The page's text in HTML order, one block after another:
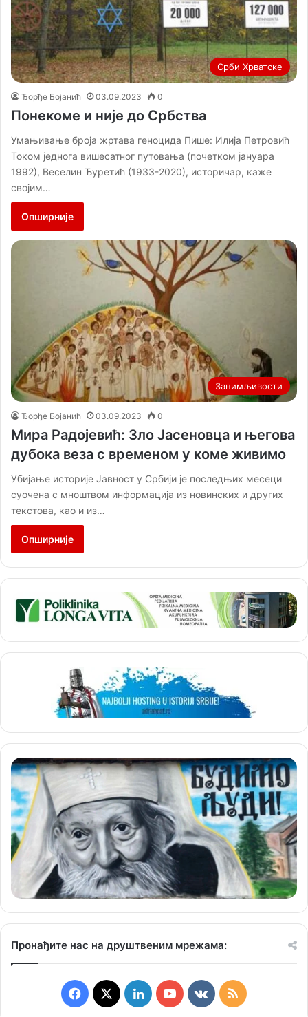
Срби Хрватске
Ђорђе Бојанић 03.09.2023 0
Понекоме и није до Србства
Умањивање броја жртава геноцида Пише: Илија Петровић
Током једнога вишесатног путовања (почетком јануара
1992), Веселин Ђуретић (1933-2020), историчар, каже
својим…
Опширније
Занимљивости
Ђорђе Бојанић 03.09.2023 0
Мира Радојевић: Зло Јасеновца и његова
дубока веза с временом у коме живимо
Убијање историје Јавност у Србији је последњих месеци
суочена с мноштвом информација из новинских и других
текстова, као и из…
Опширније
Пронађите нас на друштвеним мрежама:
F
X
L
Y
v
R